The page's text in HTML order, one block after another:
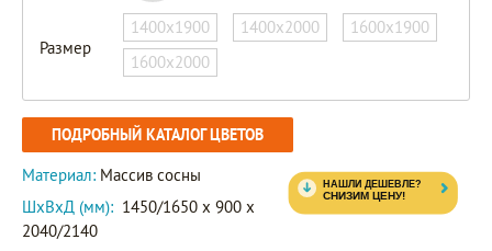
Размер
1400х1900 1400х2000
1600х1900
1600х2000
ПОДРОБНЫЙ КАТАЛОГ ЦВЕТОВ
Материал: Массив сосны
ШxВxД (мм): 1450/1650 x 900 x
2040/2140